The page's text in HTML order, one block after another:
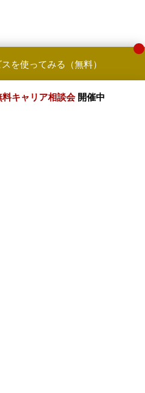
を使ってみる（無料）
料キャリア相談会 開催中